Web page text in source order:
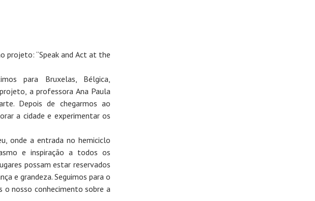
projeto: “Speak and Act at the
para Bruxelas, Bélgica,
a professora Ana Paula
Depois de chegarmos ao
a cidade e experimentar os
onde a entrada no hemiciclo
e inspiração a todos os
possam estar reservados
e grandeza. Seguimos para o
o nosso conhecimento sobre a